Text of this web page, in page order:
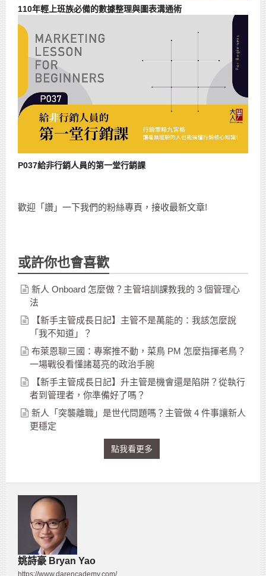
110年輕上班族必備的數據整理與圖表溝通術
P037給非行銷人員的第一堂行銷課
歡迎「讚」一下我們的粉絲專頁，接收最新文章!
或許你也會喜歡
新人 Onboard 怎麼做？主管培訓課教我的 3 個管理心
法
【新手主管成長日記】主管不是萬能的：我該怎麼說
「我不知道」？
布萊恩聊三國：專案推不動，菜鳥 PM 怎麼指揮老鳥？
一場戰役看懂諸葛亮的政治手腕
【新手主管成長日記】升主管是機會還是陷阱？從執行
者到管理者，你準備好了嗎？
新人「突襲離職」是世代問題嗎？主管做 4 件事讓新人
更穩定
點我看更多
姚詩豪 Bryan Yao
https://www.darencademy.com/